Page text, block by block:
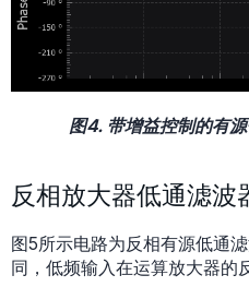
图4. 带增益控制的有
反相放大器低通滤波
图5所示电路为反相有源低通
同，低频输入在运算放大器的